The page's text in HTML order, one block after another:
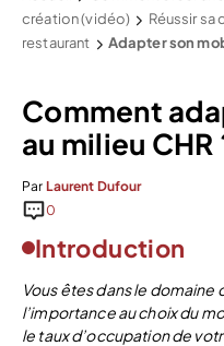
création (vidéo)
Réussir sa
restaurant
Adapter son
Comment
au milieu CHR
Par Laurent Dufour
0
Introduction
Vous êtes dans le domaine
l’importance au choix du
le taux d’occupation de